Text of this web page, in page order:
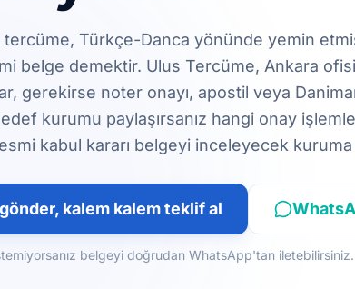
tercüme, Türkçe-Danca yönünde yemin
belge demektir. Ulus Tercüme, Ankara
gerekirse noter onayı, apostil veya
kurumu paylaşırsanız hangi onay
kabul kararı belgeyi inceleyecek kuruma
kalem kalem teklif al
belgeyi doğrudan WhatsApp'tan iletebilirsiniz.